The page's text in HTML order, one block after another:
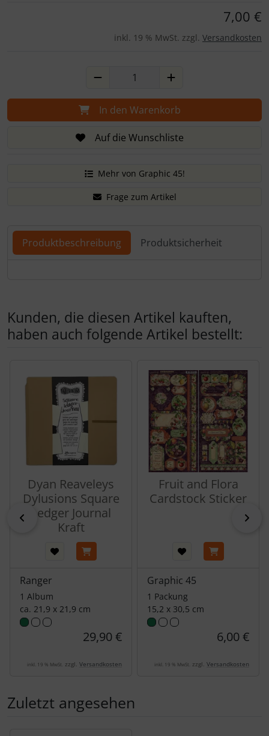
7,00 €
inkl. 19 % MwSt. zzgl. Versandkosten
In den Warenkorb
Auf die Wunschliste
Mehr von Graphic 45!
Frage zum Artikel
Produktbeschreibung Produktsicherheit
Kunden, die diesen Artikel kauften,
haben auch folgende Artikel bestellt:
zurück
Dyan Reaveleys
Dylusions Square
Ledger Journal
Kraft
Ranger
1 Album
ca. 21,9 x 21,9 cm
29,90 €
inkl. 19 % MwSt. zzgl. Versandkosten
Fruit and Flora
Cardstock Sticker
Graphic 45
1 Packung
15,2 x 30,5 cm
6,00 €
inkl. 19 % MwSt. zzgl. Versandkosten
Zuletzt angesehen